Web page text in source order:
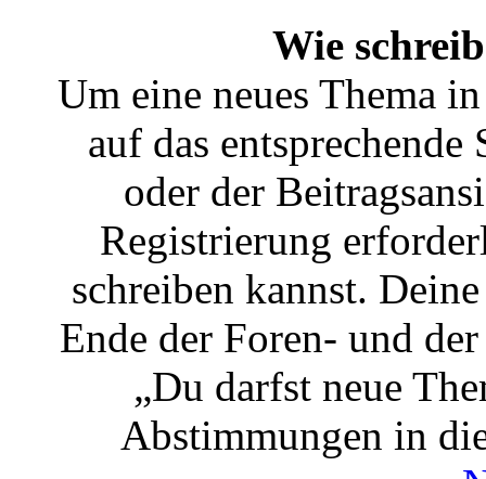
Wie
Um eine neues Thema
auf das
oder der
Registrierung
schreiben kannst.
Ende der Foren- und
„Du darfst neue
Abstimmungen in